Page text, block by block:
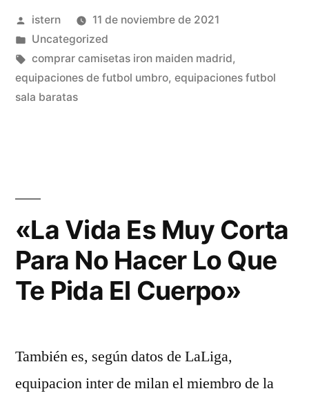
De
Fútbol»
Publicado
por
istern
11 de noviembre de 2021
Publicado
en
Uncategorized
Etiquetas:
comprar camisetas iron maiden madrid,
equipaciones de futbol umbro, equipaciones futbol
sala baratas
«La Vida Es Muy Corta
Para No Hacer Lo Que
Te Pida El Cuerpo»
También es, según datos de LaLiga,
equipacion inter de milan el miembro de la